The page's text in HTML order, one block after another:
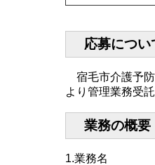
応募につ
宿毛市介護予防
より管理業務受
業務の概要
1.業務名